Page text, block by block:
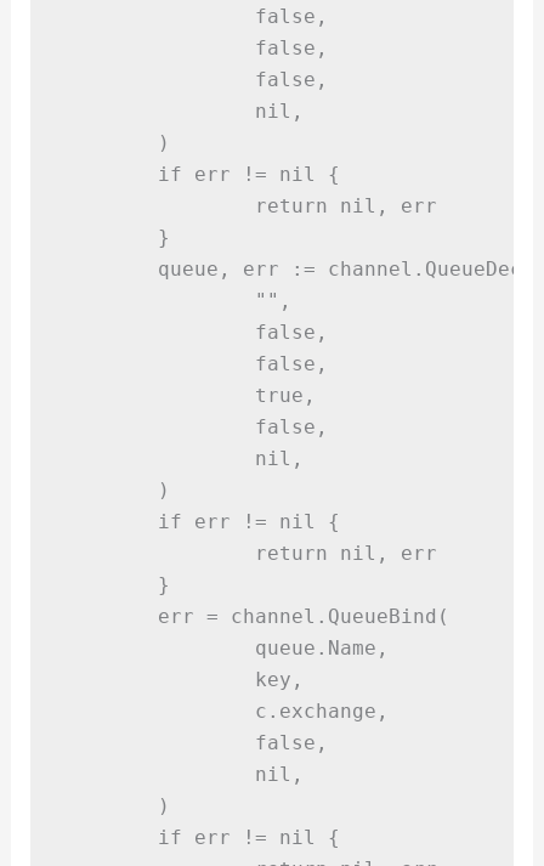
false,
false,
false,
nil,
)
if err != nil
{
return
nil,
err
}
	queue
, err := channel .
"" ,
false,
false,
true,
false,
nil,
)
if err != nil
{
return
nil,
err
}
	err
= channel . QueueBind (
		queue
. Name ,
		key
,
		c
. exchange ,
false,
nil,
)
if err != nil
{